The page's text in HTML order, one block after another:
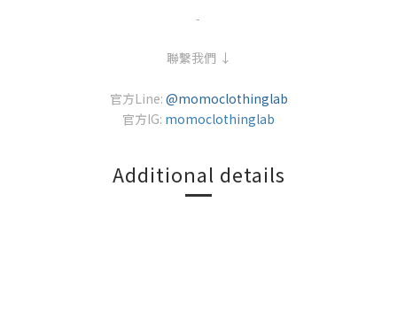
-
聯繫我們 ↓
官方Line: @momoclothinglab
官方IG: momoclothinglab
Additional details